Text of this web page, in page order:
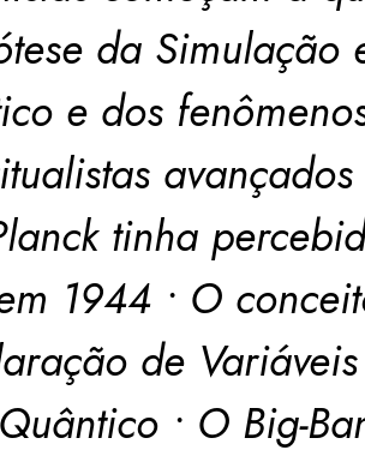
da Simulação
e dos
tinha
1944 • O
de
Quântico • O Big-